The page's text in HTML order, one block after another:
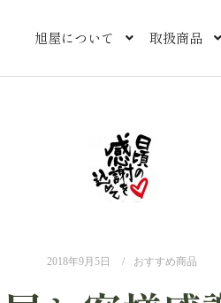
旭屋について 取扱商品
2018年9月5日 おすすめ商品